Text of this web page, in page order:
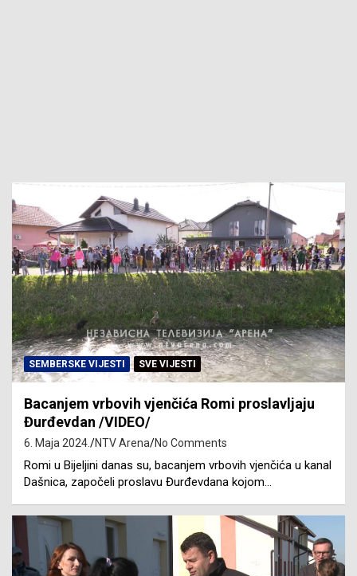
SEMBERSKE VIJESTI SVE VIJESTI
Bacanjem vrbovih vjenčića Romi proslavljaju
Đurđevdan /VIDEO/
6. Maja 2024. NTV Arena No Comments
Romi u Bijeljini danas su, bacanjem vrbovih vjenčića u kanal
Dašnica, započeli proslavu Đurđevdana kojom…